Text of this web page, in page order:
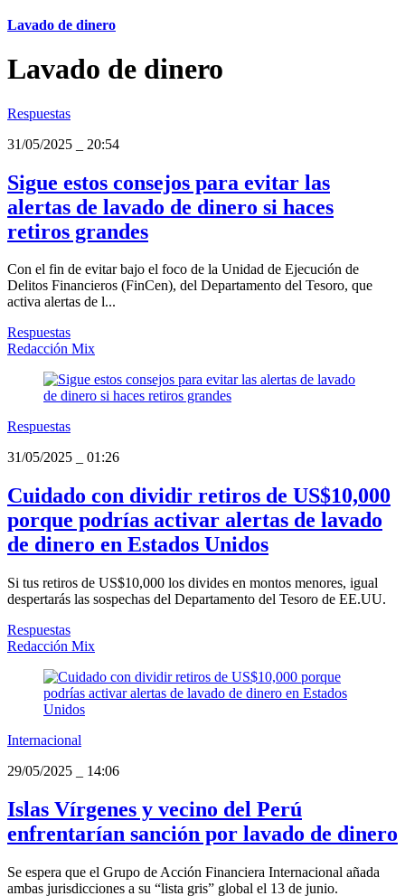
Lavado de dinero
Lavado de dinero
Respuestas
31/05/2025
20:54
Sigue estos consejos para evitar las
alertas de lavado de dinero si haces
retiros grandes
Con el fin de evitar bajo el foco de la Unidad de Ejecución de
Delitos Financieros (FinCen), del Departamento del Tesoro, que
activa alertas de l...
Respuestas
Redacción Mix
Respuestas
31/05/2025
01:26
Cuidado con dividir retiros de US$10,000
porque podrías activar alertas de lavado
de dinero en Estados Unidos
Si tus retiros de US$10,000 los divides en montos menores, igual
despertarás las sospechas del Departamento del Tesoro de EE.UU.
Respuestas
Redacción Mix
Internacional
29/05/2025
14:06
Islas Vírgenes y vecino del Perú
enfrentarían sanción por lavado de dinero
Se espera que el Grupo de Acción Financiera Internacional añada
ambas jurisdicciones a su “lista gris” global el 13 de junio.